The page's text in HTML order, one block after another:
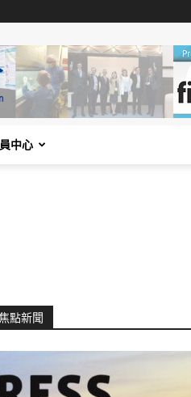
中心
點新聞